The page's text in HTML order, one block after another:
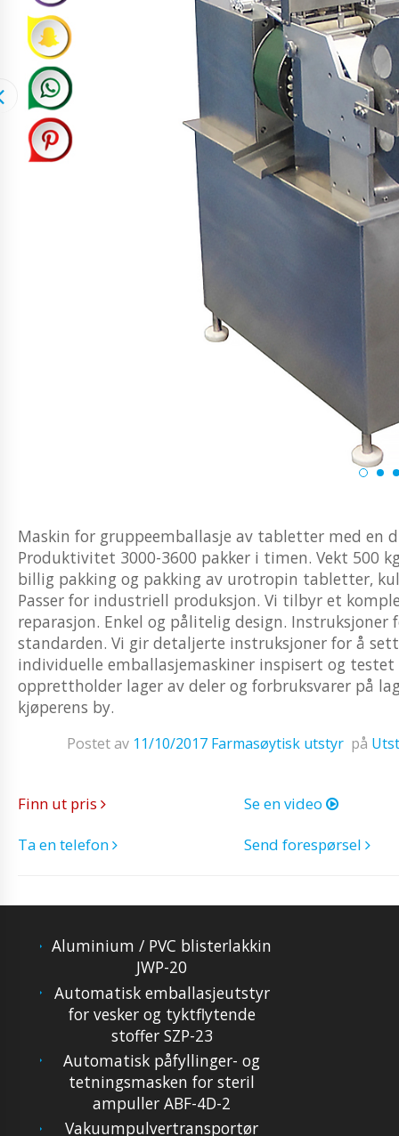
Maskin for gruppeemballasje av tabletter med en
Produktivitet 3000-3600 pakker i timen. Vekt 500
billig pakking og pakking av urotropin tabletter,
Passer for industriell produksjon. Vi tilbyr et
reparasjon. Enkel og pålitelig design. Instruksjoner
standarden. Vi gir detaljerte instruksjoner for å
individuelle emballasjemaskiner inspisert og
opprettholder lager av deler og forbruksvarer på
kjøperens by.
Postet av 11/10/2017 Farmasøytisk utstyr på
Finn ut pris
Se en video
Ta en telefon
Send forespørsel
Aluminium / PVC blisterlakkin
JWP-20
Automatisk emballasjeutstyr
for vesker og tyktflytende
stoffer SZP-23
Automatisk påfyllinger- og
tetningsmasken for steril
ampuller ABF-4D-2
Vakuumpulvertransportør